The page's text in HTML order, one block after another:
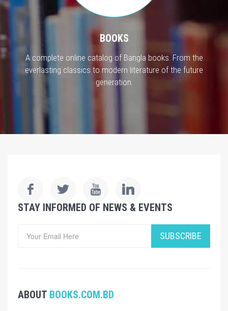
BOOKS
A complete online catalog of Bangla books. From the
everlasting classics to modern literature of the future
generation.
STAY INFORMED OF NEWS & EVENTS
SUBSCRIBE
ABOUT BOOKS.COM.BD